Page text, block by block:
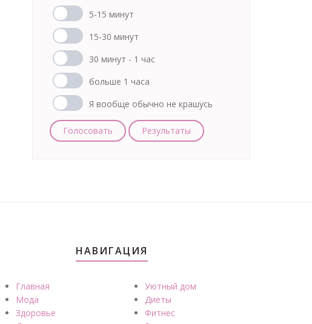
5-15 минут
15-30 минут
30 минут - 1 час
больше 1 часа
Я вообще обычно не крашусь
Голосовать Результаты
НАВИГАЦИЯ
Главная
Мода
Здоровье
Уютный дом
Диеты
Фитнес